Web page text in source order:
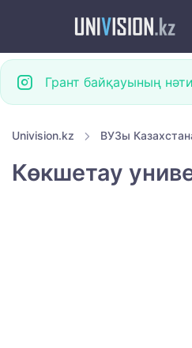
Грант байқауының
Univision.kz ВУЗы
Көкшетау